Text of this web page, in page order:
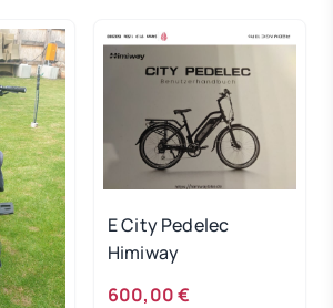
E City Pedelec
Himiway
600,00 €